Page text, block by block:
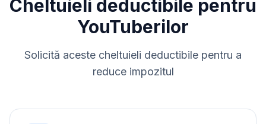
Cheltuieli deductibile pentru
YouTuberilor
Solicită aceste cheltuieli deductibile pentru a
reduce impozitul